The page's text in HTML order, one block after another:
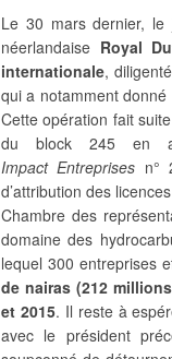
Le 30 mars dernier, le
néerlandaise Royal
internationale,
qui a notamment
Cette opération fait
du block 245 en
Impact Entreprises n°
d’attribution des
Chambre des
domaine des
lequel 300 entreprises
de nairas (212
et 2015. Il reste à
avec le président